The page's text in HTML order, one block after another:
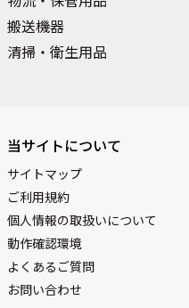
搬送機器
清掃・衛生用品
当サイトについて
サイトマップ
ご利用規約
個人情報の取扱いについて
動作確認環境
よくあるご質問
お問い合わせ